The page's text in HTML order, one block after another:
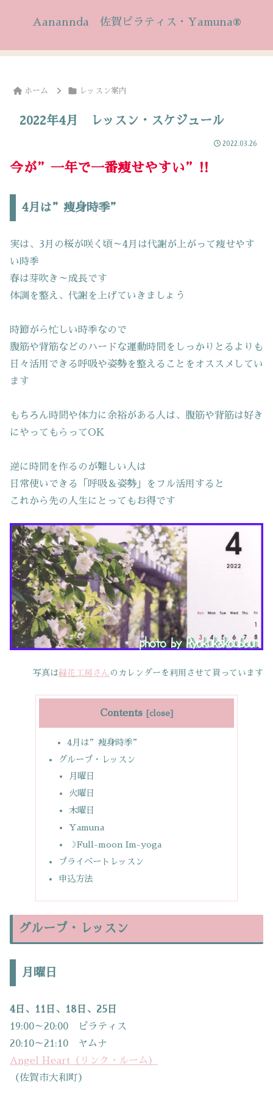
Aanannda 佐賀ピラティス・Yamuna®
ホーム レッスン案内
2022年4月 レッスン・スケジュール
2022.03.26
今が”一年で一番痩せやすい”!!
4月は”痩身時季”
実は、3月の桜が咲く頃～4月は代謝が上がって痩せやす
い時季
春は芽吹き～成長です
体調を整え、代謝を上げていきましょう
時節がら忙しい時季なので
腹筋や背筋などのハードな運動時間をしっかりとるよりも
日々活用できる呼吸や姿勢を整えることをオススメしてい
ます
もちろん時間や体力に余裕がある人は、腹筋や背筋は好き
にやってもらってOK
逆に時間を作るのが難しい人は
日常使いできる「呼吸＆姿勢」をフル活用すると
これから先の人生にとってもお得です
写真は緑花工房さん のカレンダーを利用させて貰っています
Contents
4月は”痩身時季”
グループ・レッスン
月曜日
火曜日
木曜日
Yamuna
☽Full-moon Im-yoga
プライベートレッスン
申込方法
グループ・レッスン
月曜日
4日、11日、18日、25日
19:00～20:00 ピラティス
20:10～21:10 ヤムナ
Angel Heart（リンク・ルーム）
（佐賀市大和町）